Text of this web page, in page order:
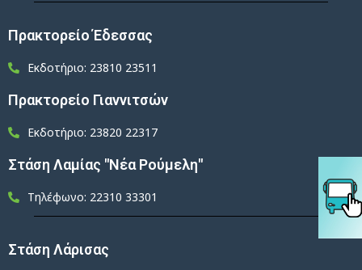
Πρακτορείο Έδεσσας
Εκδοτήριο: 23810 23511
Πρακτορείο Γιαννιτσών
Εκδοτήριο: 23820 22317
Στάση Λαμίας "Νέα Ρούμελη"
Τηλέφωνο: 22310 33301
Στάση Λάρισας